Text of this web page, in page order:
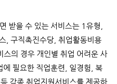
받을 수 있는 서비스는 1유형,
, 구직촉진수당, 취업활동비용
의 경우 개인별 취업 어려운 사
에 필요한 직업훈련, 일경험, 복
각종 취업지원서비스를 제공하